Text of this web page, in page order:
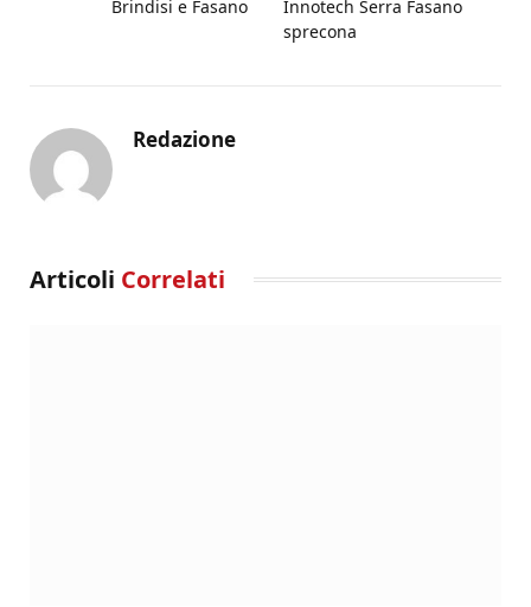
Brindisi e Fasano
Innotech Serra Fasano
sprecona
Redazione
Articoli Correlati